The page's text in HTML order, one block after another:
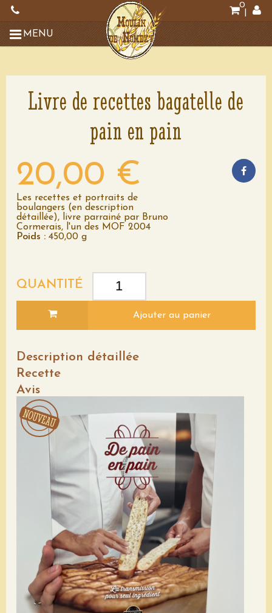
0
MENU
Livre de recettes bagatelle de
pain en pain
20,00 €
Les recettes et portraits de
boulangers (en description
détaillée), livre parrainé par Bruno
Cormerais, l'un des MOF 2004
Poids : 450,00 g
QUANTITÉ
Ajouter au panier
Description détaillée
Recette
Avis